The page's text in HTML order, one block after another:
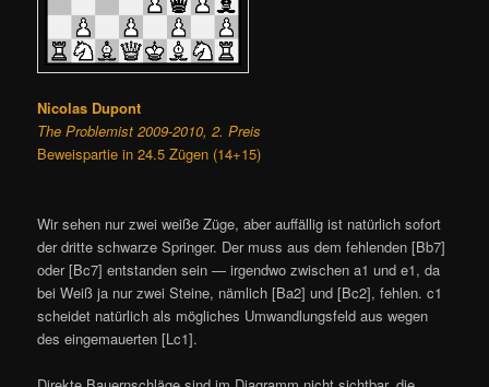
Nicolas Dupont
The Problemist 2009-2010, 2. Preis
Beweispartie in 24.5 Zügen (14+15)
Wir sehen nur zwei weiße Züge, aber auffällig ist natürlich sofort
der dritte schwarze Springer. Der muss aus dem fehlenden [Bb7]
oder [Bc7] entstanden sein — irgendwo zwischen a1 und e1, da
bei Weiß ja nur zwei Steine, nämlich [Ba2] und [Bc2], fehlen. c1
scheidet natürlich als mögliches Umwandlungsfeld aus wegen
des eingemauerten [Lc1].